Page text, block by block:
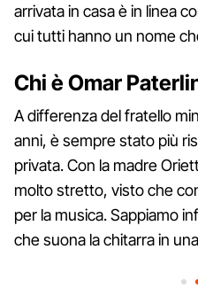
arrivata in casa è in linea
cui tutti hanno un nome
Chi è Omar
A differenza del fratello
anni, è sempre stato più
privata. Con la madre
molto stretto, visto che
per la musica. Sappiamo
che suona la chitarra in